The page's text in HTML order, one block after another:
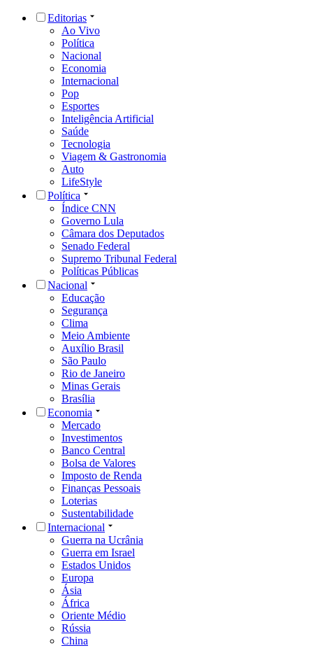
Editorias
Ao Vivo
Política
Nacional
Economia
Internacional
Pop
Esportes
Inteligência Artificial
Saúde
Tecnologia
Viagem & Gastronomia
Auto
LifeStyle
Política
Índice CNN
Governo Lula
Câmara dos Deputados
Senado Federal
Supremo Tribunal Federal
Políticas Públicas
Nacional
Educação
Segurança
Clima
Meio Ambiente
Auxílio Brasil
São Paulo
Rio de Janeiro
Minas Gerais
Brasília
Economia
Mercado
Investimentos
Banco Central
Bolsa de Valores
Imposto de Renda
Finanças Pessoais
Loterias
Sustentabilidade
Internacional
Guerra na Ucrânia
Guerra em Israel
Estados Unidos
Europa
Ásia
África
Oriente Médio
Rússia
China